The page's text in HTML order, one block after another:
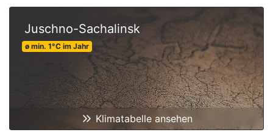
Juschno-Sachalinsk
ø min. 1°C im Jahr
Klimatabelle ansehen